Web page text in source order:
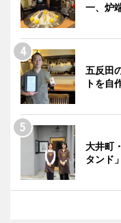
一、炉
五反田
トを自
大井町
タンド